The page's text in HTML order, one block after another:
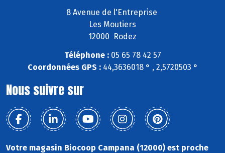
8 Avenue de l'Entreprise
Les Moutiers
12000 Rodez
Téléphone :05 65 78 42 57
Coordonnées GPS :44,3636018 ° , 2,5720503 °
Nous suivre sur
Votre magasin Biocoop Campana (12000) est proche